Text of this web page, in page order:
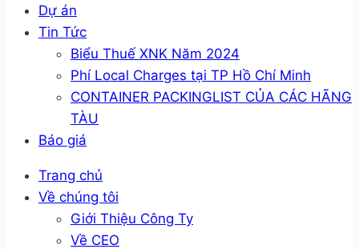
Dự án
Tin Tức
Biểu Thuế XNK Năm 2024
Phí Local Charges tại TP Hồ Chí Minh
CONTAINER PACKINGLIST CỦA CÁC HÃNG
TÀU
Báo giá
Trang chủ
Về chúng tôi
Giới Thiệu Công Ty
Về CEO